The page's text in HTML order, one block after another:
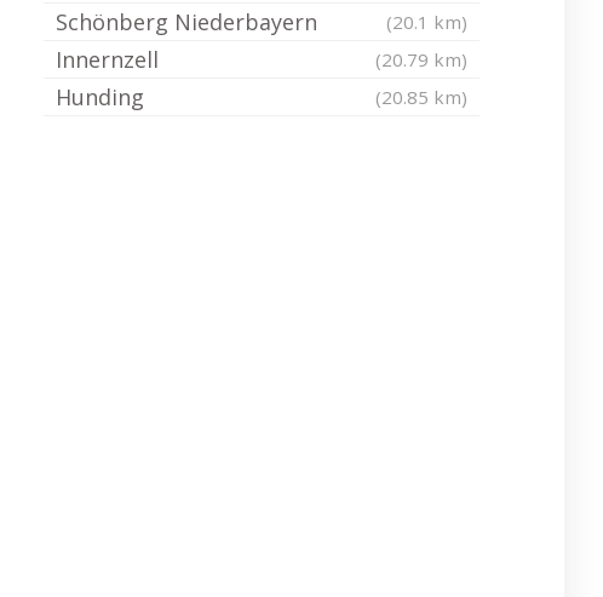
Schönberg Niederbayern (20.1 km)
Innernzell (20.79 km)
Hunding (20.85 km)